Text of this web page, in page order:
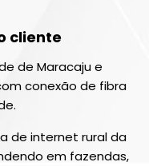
cliente
de Maracaju e
conexão de fibra
de internet rural da
em fazendas,